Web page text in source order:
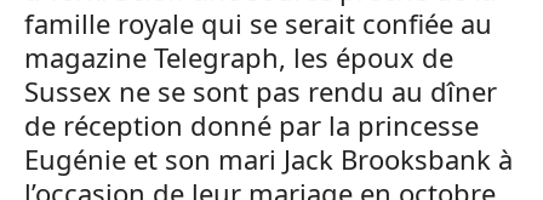
famille royale qui se serait confiée au
magazine Telegraph, les époux de
Sussex ne se sont pas rendu au dîner
de réception donné par la princesse
Eugénie et son mari Jack Brooksbank à
l’occasion de leur mariage en octobre